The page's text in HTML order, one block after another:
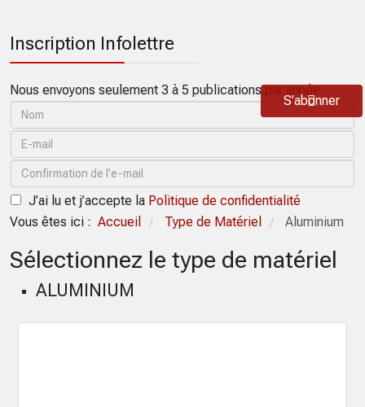
Inscription Infolettre
Nous envoyons seulement 3 à 5 publications par année.
J’ai lu et j’accepte la Politique de confidentialité
S’abonner
Vous êtes ici : Accueil / Type de Matériel / Aluminium
Sélectionnez le type de matériel
ALUMINIUM